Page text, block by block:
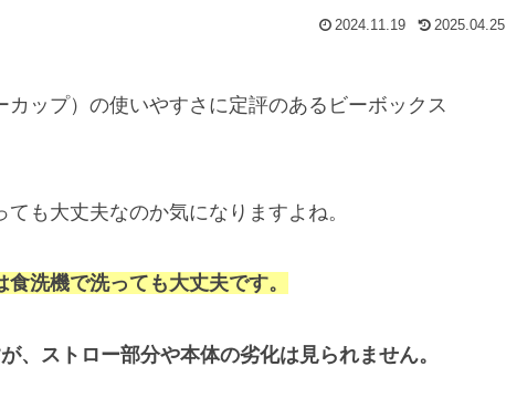
2024.11.19 2025.04.25
ップ）の使いやすさに定評のあるビーボックス
も大丈夫なのか気になりますよね。
洗機で洗っても大丈夫です。
、ストロー部分や本体の劣化は見られません。